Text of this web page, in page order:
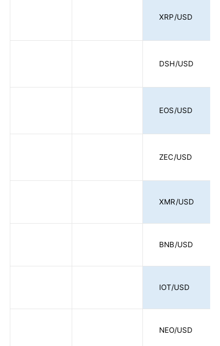
XRP/USD
DSH/USD
EOS/USD
ZEC/USD
XMR/USD
BNB/USD
IOT/USD
NEO/USD